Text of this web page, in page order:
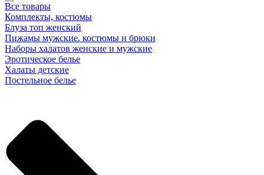
Все товары
Комплекты, костюмы
Блуза топ женский
Пижамы мужские. костюмы и брюки
Наборы халатов женские и мужские
Эротическое белье
Халаты детские
Постельное белье